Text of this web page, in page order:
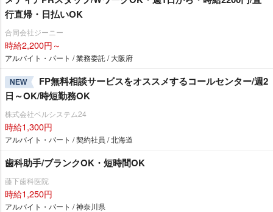
行直帰・日払いOK
合同会社ジーニー
時給2,200円～
アルバイト・パート / 業務委託 / 大阪府
NEW
FP無料相談サービスをオススメするコールセンター/週2
日～OK/時短勤務OK
株式会社ベルシステム24
時給1,300円
アルバイト・パート / 契約社員 / 北海道
歯科助手/ブランクOK・短時間OK
藤下歯科医院
時給1,250円
アルバイト・パート / 神奈川県